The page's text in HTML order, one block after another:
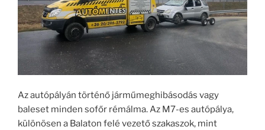
Az autópályán történő járműmeghibásodás vagy
baleset minden sofőr rémálma. Az M7-es autópálya,
különösen a Balaton felé vezető szakaszok, mint